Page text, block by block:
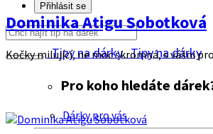
Přihlásit se
Tipy na dárkyTipy na dárky
Pro koho hledáte
Dárky pro vás
Dominika Atigu Sobotková
Kočky milující, ne moc skromná, s vášni